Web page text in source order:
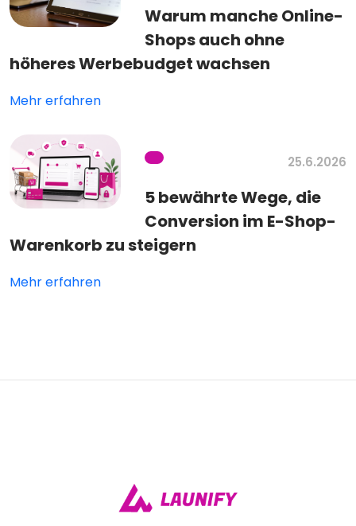
Warum manche Online-
Shops auch ohne
höheres Werbebudget wachsen
Mehr erfahren
25.6.2026
5 bewährte Wege, die
Conversion im E-Shop-
Warenkorb zu steigern
Mehr erfahren